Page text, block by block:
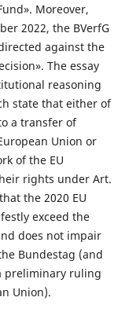
Moreover,
2022, the BVerfG
against the
The essay
reasoning
state that either of
a transfer of
Union or
of the EU
rights under Art.
the 2020 EU
exceed the
does not impair
Bundestag (and
preliminary ruling
Union).